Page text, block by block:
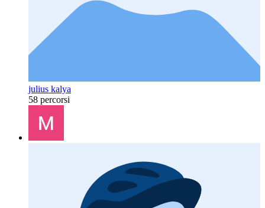
julius kalya
58 percorsi